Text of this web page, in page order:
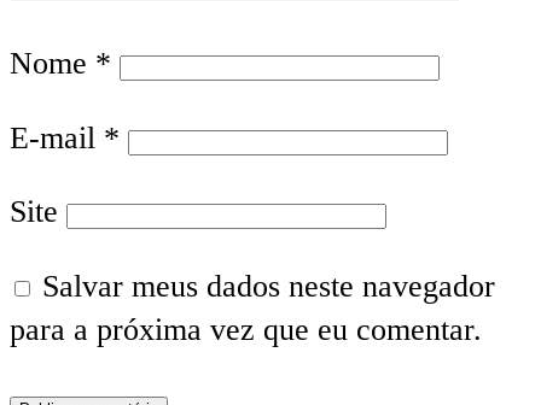
Nome *
E-mail *
Site
Salvar meus dados neste navegador
para a próxima vez que eu comentar.